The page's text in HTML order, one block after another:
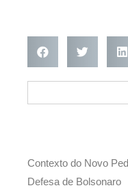
Contexto do Novo
Defesa de Bolsonaro